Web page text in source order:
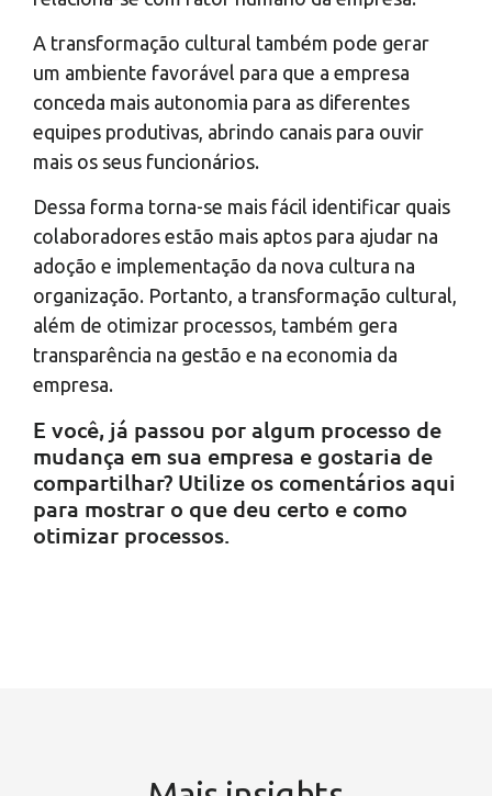
A transformação cultural também pode gerar
um ambiente favorável para que a empresa
conceda mais autonomia para as diferentes
equipes produtivas, abrindo canais para ouvir
mais os seus funcionários.
Dessa forma torna-se mais fácil identificar quais
colaboradores estão mais aptos para ajudar na
adoção e implementação da nova cultura na
organização. Portanto, a transformação cultural,
além de otimizar processos, também gera
transparência na gestão e na economia da
empresa.
E você, já passou por algum processo de
mudança em sua empresa e gostaria de
compartilhar? Utilize os comentários aqui
para mostrar o que deu certo e como
otimizar processos.